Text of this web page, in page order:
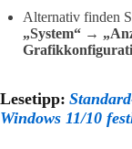
Alternativ finden
„System“ →
Lesetipp:
Windows 11/10